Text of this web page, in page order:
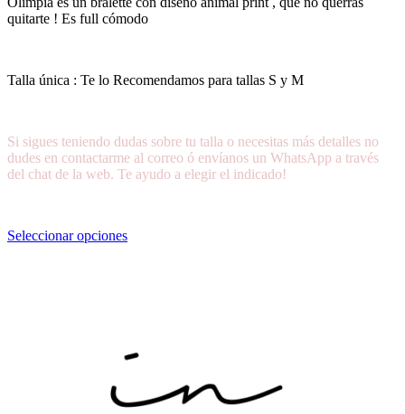
quitarte ! Es full cómodo
Talla única : Te lo Recomendamos para tallas S y M
Si sigues teniendo dudas sobre tu talla o necesitas más detalles no
dudes en contactarme al correo ó envíanos un WhatsApp a través
del chat de la web. Te ayudo a elegir el indicado!
Seleccionar opciones